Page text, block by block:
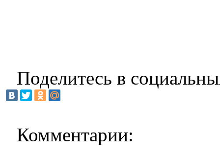
Поделитесь в
Комментарии: